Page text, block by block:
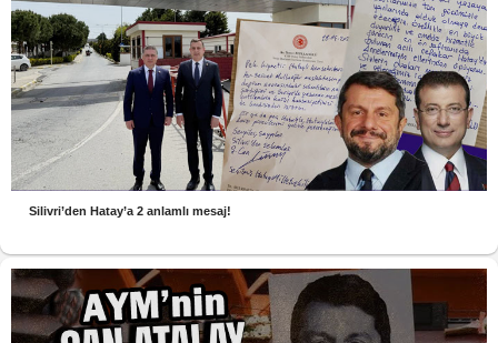
Silivri’den Hatay’a 2 anlamlı mesaj!